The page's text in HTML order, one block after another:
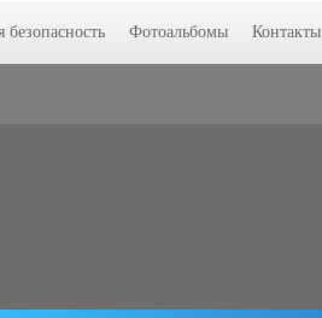
Фотоальбомы Контакты